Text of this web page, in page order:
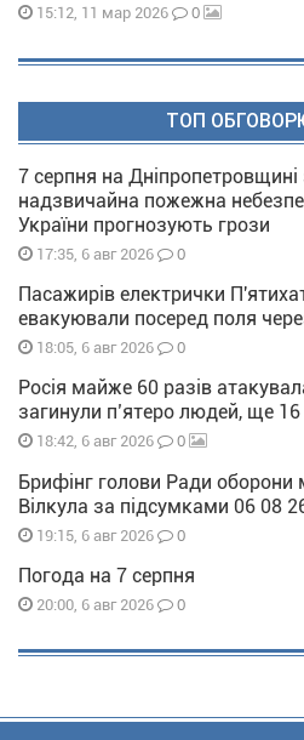
15:12, 11 мар 2026 0
ТОП
7 серпня на
надзвичайна пожежна
України прогнозують грози
17:35, 6 авг 2026 0
Пасажирів електрички
евакуювали посеред поля
18:05, 6 авг 2026 0
Росія майже 60 разів
загинули п’ятеро людей, ще 16
18:42, 6 авг 2026 0
Брифінг голови Ради оборони
Вілкула за підсумками 06 08
19:15, 6 авг 2026 0
Погода на 7 серпня
20:00, 6 авг 2026 0